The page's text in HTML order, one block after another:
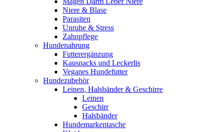
Niere & Blase
Parasiten
Unruhe & Stress
Zahnpflege
Hundenahrung
Futterergänzung
Kausnacks und Leckerlis
Veganes Hundefutter
Hundezubehör
Leinen, Halsbänder & Geschirre
Leinen
Geschirr
Halsbänder
Hundemarkentasche